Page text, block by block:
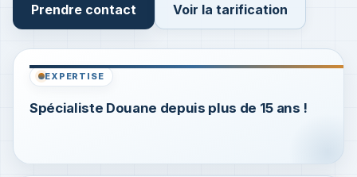
Prendre contact Voir la tarification
EXPERTISE
Spécialiste Douane depuis plus de 15 ans !